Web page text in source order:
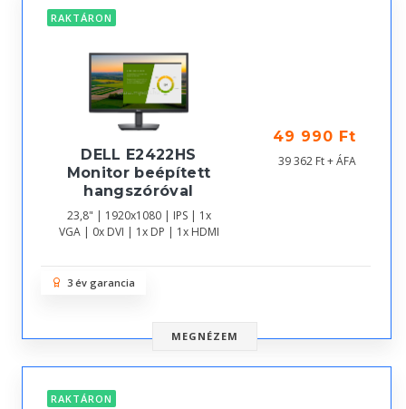
RAKTÁRON
DELL E2422HS
Monitor beépített
hangszóróval
23,8" | 1920x1080 | IPS | 1x
VGA | 0x DVI | 1x DP | 1x HDMI
49 990 Ft
39 362 Ft + ÁFA
3 év garancia
MEGNÉZEM
RAKTÁRON